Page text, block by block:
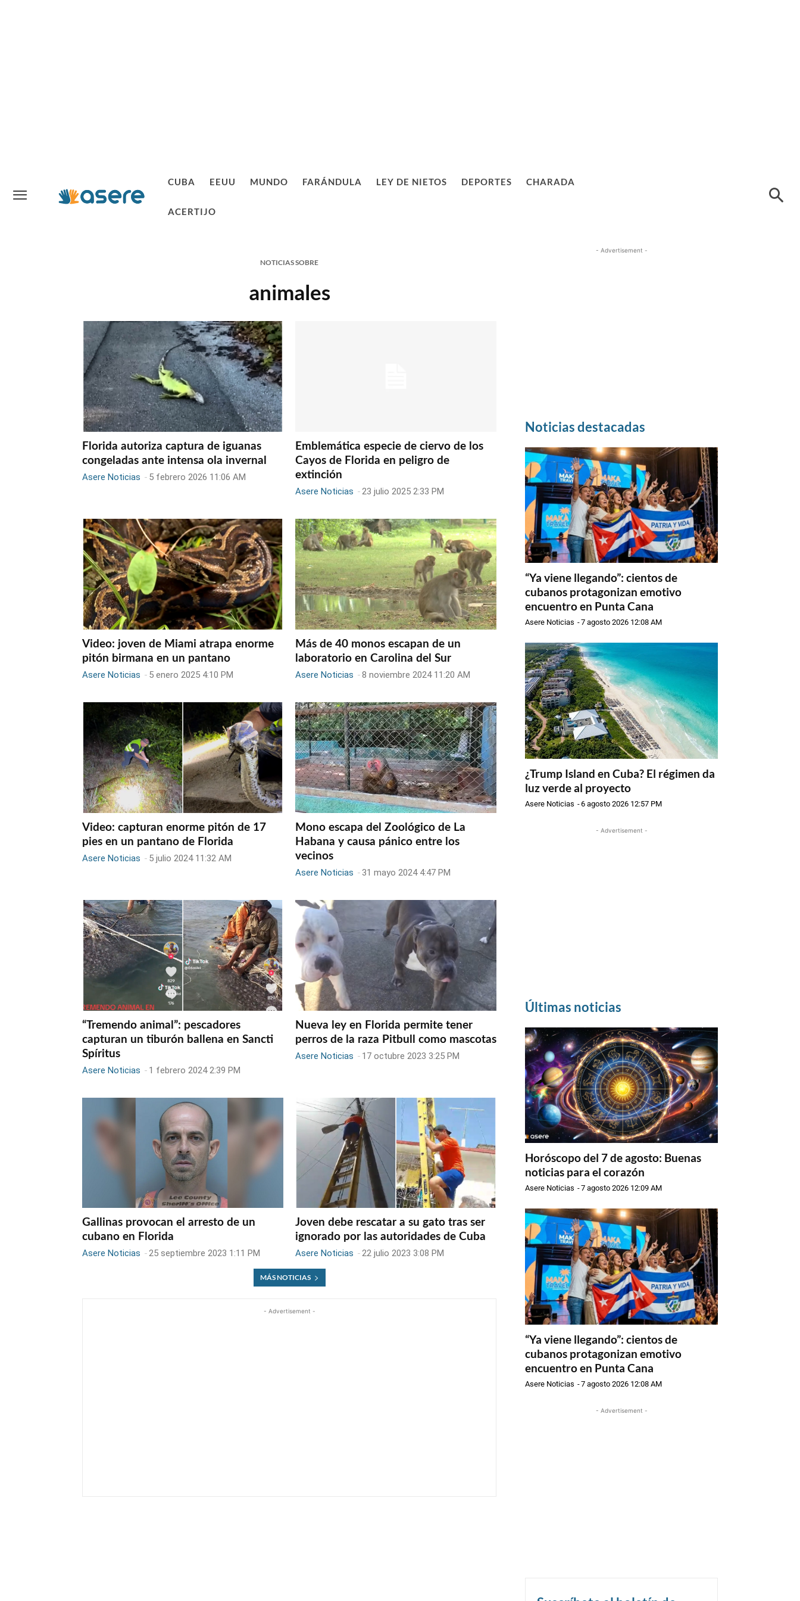
CUBA EEUU MUNDO FARÁNDULA LEY DE NIETOS DEPORTES CHARADA
ACERTIJO
NOTICIAS SOBRE
animales
Florida autoriza captura de iguanas
congeladas ante intensa ola invernal
Asere Noticias - 5 febrero 2026 11:06 AM
Emblemática especie de ciervo de los
Cayos de Florida en peligro de
extinción
Asere Noticias -23 julio 2025 2:33 PM
Video: joven de Miami atrapa enorme
pitón birmana en un pantano
Asere Noticias - 5 enero 2025 4:10 PM
Más de 40 monos escapan de un
laboratorio en Carolina del Sur
Asere Noticias -8 noviembre 2024 11:20 AM
Video: capturan enorme pitón de 17
pies en un pantano de Florida
Asere Noticias - 5 julio 2024 11:32 AM
Mono escapa del Zoológico de La
Habana y causa pánico entre los
vecinos
Asere Noticias - 31 mayo 2024 4:47 PM
“Tremendo animal”: pescadores
capturan un tiburón ballena en Sancti
Spíritus
Asere Noticias - 1 febrero 2024 2:39 PM
Nueva ley en Florida permite tener
perros de la raza Pitbull como mascotas
Asere Noticias - 17 octubre 2023 3:25 PM
Gallinas provocan el arresto de un
cubano en Florida
Asere Noticias -25 septiembre 2023 1:11 PM
Joven debe rescatar a su gato tras ser
ignorado por las autoridades de Cuba
Asere Noticias -22 julio 2023 3:08 PM
MÁS NOTICIAS
- Advertisement -
- Advertisement -
Noticias destacadas
“Ya viene llegando”: cientos de
cubanos protagonizan emotivo
encuentro en Punta Cana
Asere Noticias -7 agosto 2026 12:08 AM
¿Trump Island en Cuba? El régimen da
luz verde al proyecto
Asere Noticias -6 agosto 2026 12:57 PM
- Advertisement -
Últimas noticias
Horóscopo del 7 de agosto: Buenas
noticias para el corazón
Asere Noticias -7 agosto 2026 12:09 AM
“Ya viene llegando”: cientos de
cubanos protagonizan emotivo
encuentro en Punta Cana
Asere Noticias -7 agosto 2026 12:08 AM
- Advertisement -